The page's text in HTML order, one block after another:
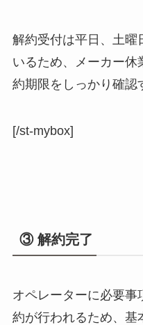
解約受付は平日、土曜
いるため、メーカー休
約期限をしっかり確認
[/st-mybox]
③ 解約完了
オペレーターに必要事
約が行われるため、基